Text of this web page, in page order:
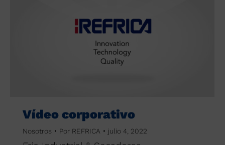
Vídeo corporativo
Nosotros Por REFRICA julio 4, 2022